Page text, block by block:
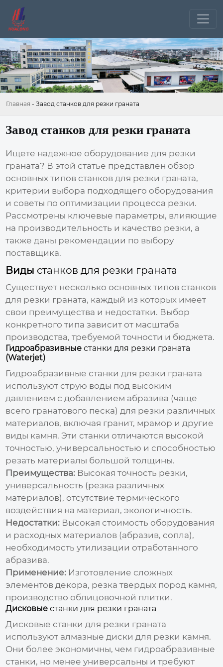
Главная - Завод станков для резки граната
Завод станков для резки граната
Ищете надежное оборудование для резки
граната? В этой статье представлен обзор
основных типов станков для резки граната,
критерии выбора подходящего оборудования
и советы по оптимизации процесса резки.
Рассмотрены ключевые параметры, влияющие
на производительность и качество резки, а
также даны рекомендации по выбору
поставщика.
Виды станков для резки граната
Существует несколько основных типов станков
для резки граната, каждый из которых имеет
свои преимущества и недостатки. Выбор
конкретного типа зависит от масштаба
производства, требуемой точности и бюджета.
Гидроабразивныестанки для резки граната
(Waterjet)
Гидроабразивные станки для резки граната
используют струю воды под высоким
давлением с добавлением абразива (чаще
всего гранатового песка) для резки различных
материалов, включая гранит, мрамор и другие
виды камня. Эти станки отличаются высокой
точностью, универсальностью и способностью
резать материалы большой толщины.
Преимущества: Высокая точность резки,
универсальность (резка различных
материалов), отсутствие термического
воздействия на материал, экологичность.
Недостатки: Высокая стоимость оборудования
и расходных материалов (абразив, сопла),
необходимость утилизации отработанного
абразива.
Применение: Изготовление сложных
элементов декора, резка твердых пород камня,
производство облицовочной плитки.
Дисковыестанки для резки граната
Дисковые станки для резки граната
используют алмазные диски для резки камня.
Они более экономичны, чем гидроабразивные
станки, но менее универсальны и требуют